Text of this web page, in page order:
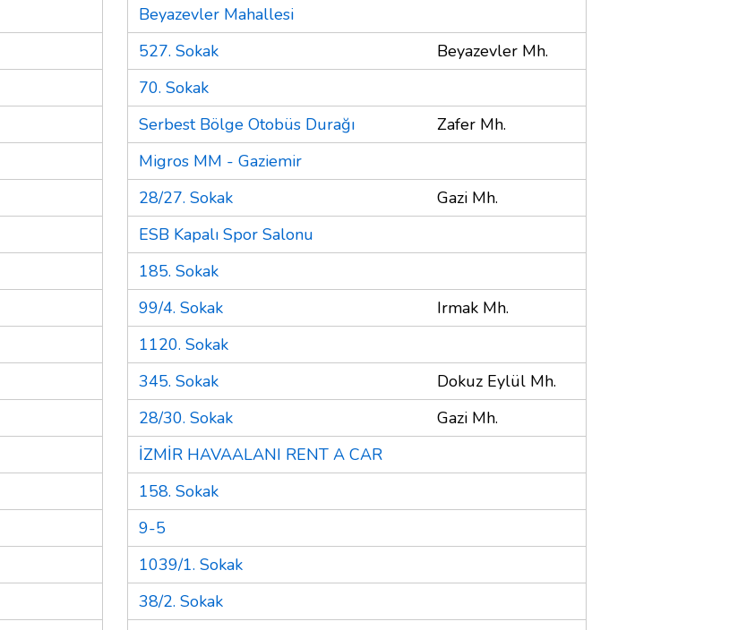
Beyazevler Mahallesi
527. Sokak
Beyazevler Mh.
70. Sokak
Serbest Bölge Otobüs Durağı
Zafer Mh.
Migros MM - Gaziemir
28/27. Sokak
Gazi Mh.
ESB Kapalı Spor Salonu
185. Sokak
99/4. Sokak
Irmak Mh.
1120. Sokak
345. Sokak
Dokuz Eylül Mh.
28/30. Sokak
Gazi Mh.
İZMİR HAVAALANI RENT A CAR
158. Sokak
9-5
1039/1. Sokak
38/2. Sokak